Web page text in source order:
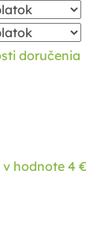
doručenia
v hodnote 4 €